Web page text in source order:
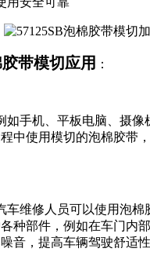
带模切应用 ：
如手机、平板电脑、摄像
中使用模切的泡棉胶带
车维修人员可以使用泡棉
种部件，例如在车门内
音，提高车辆驾驶舒适性